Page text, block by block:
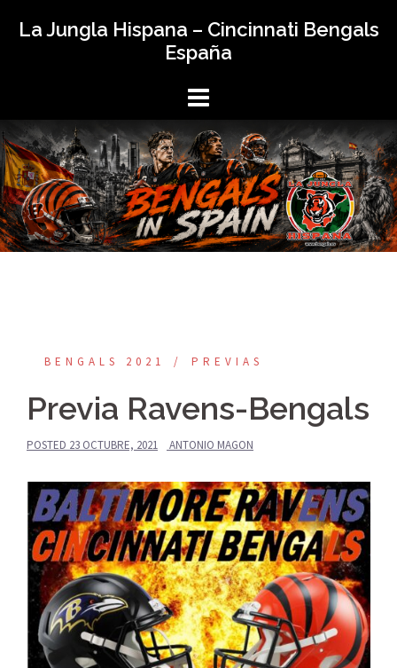
La Jungla Hispana – Cincinnati Bengals
España
BENGALS 2021 PREVIAS
Previa Ravens-Bengals
POSTED 23 OCTUBRE, 2021 ANTONIO MAGON